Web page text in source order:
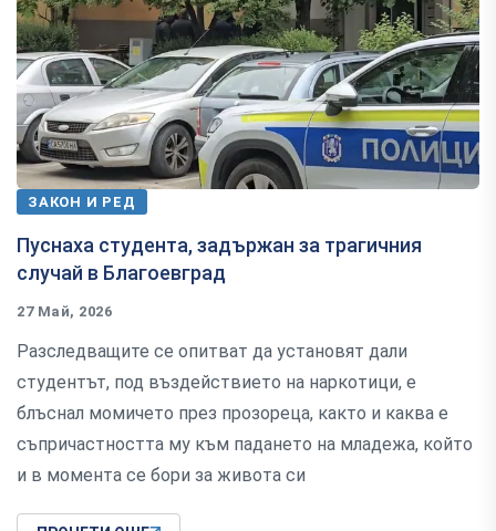
ЗАКОН И РЕД
Пуснаха студента, задържан за трагичния
случай в Благоевград
27 Май, 2026
Разследващите се опитват да установят дали
студентът, под въздействието на наркотици, е
блъснал момичето през прозореца, както и каква е
съпричастността му към падането на младежа, който
и в момента се бори за живота си